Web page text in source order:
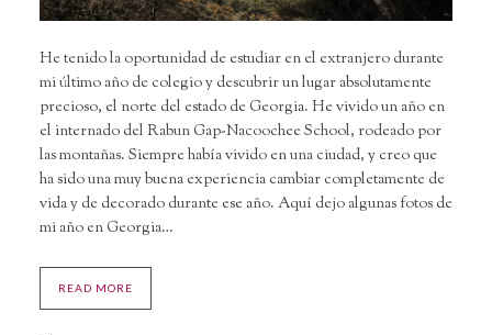
He tenido la oportunidad de estudiar en el extranjero durante
mi último año de colegio y descubrir un lugar absolutamente
precioso, el norte del estado de Georgia. He vivido un año en
el internado del Rabun Gap-Nacoochee School, rodeado por
las montañas. Siempre había vivido en una ciudad, y creo que
ha sido una muy buena experiencia cambiar completamente de
vida y de decorado durante ese año. Aquí dejo algunas fotos de
mi año en Georgia…
READ MORE